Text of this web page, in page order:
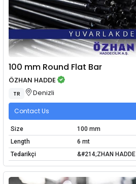
100 mm Round Flat Bar
ÖZHAN HADDE
TR Denizli
Contact Us
Size
100 mm
Length
6 mt
Tedarikçi
&#214;ZHAN HADDE